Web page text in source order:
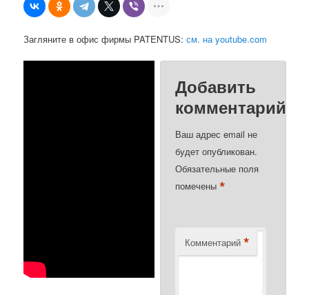
Загляните в офис фирмы PATENTUS:см. на youtube.com
Добавить
комментарий
Ваш адрес email не
будет опубликован.
Обязательные поля
помечены*
Комментарий *